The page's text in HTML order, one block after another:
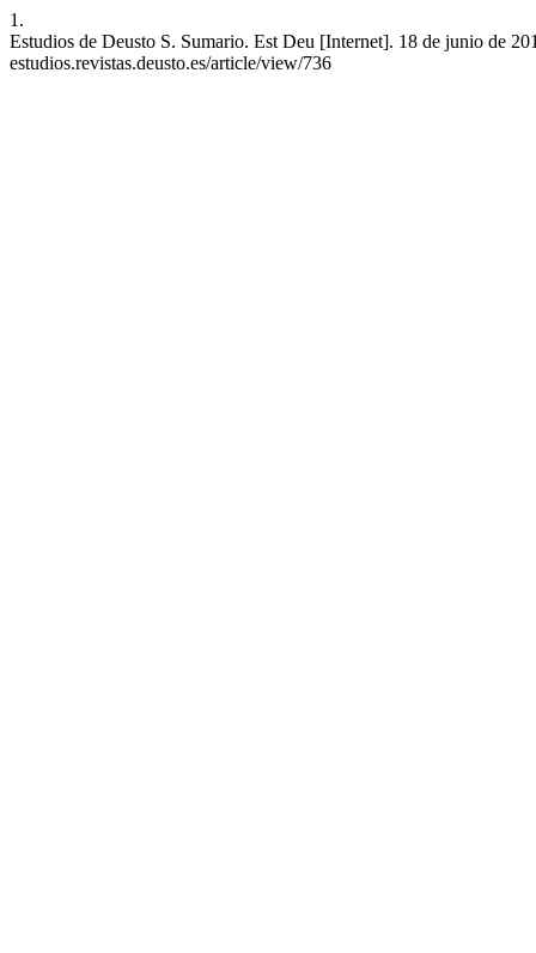
1.
Estudios de Deusto S. Sumario. Est Deu [Internet]. 18 de junio de
estudios.revistas.deusto.es/article/view/736